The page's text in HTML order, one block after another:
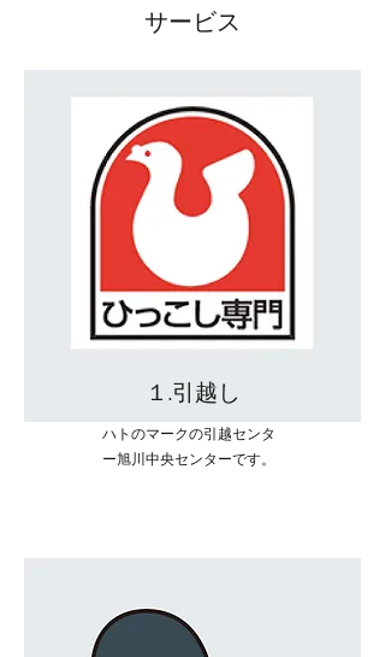
サービス
１.引越し
ハトのマークの引越センタ
ー​旭川中央センターです。